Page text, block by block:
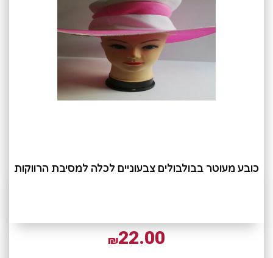
כובע מעוטר בבולבולים צבעוניים לכלה למסיבת הרווקות
₪22.00